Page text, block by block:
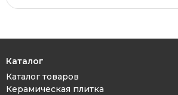
Каталог
Каталог товаров
Керамическая плитка